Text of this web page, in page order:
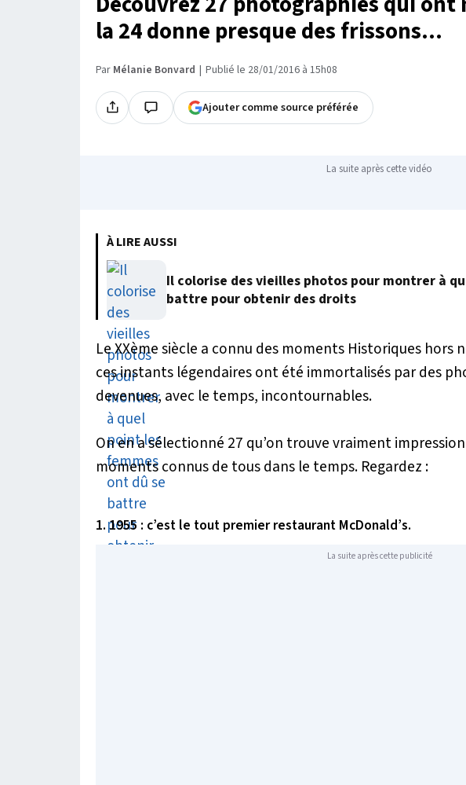
la 24 donne presque des frissons...
Par Mélanie Bonvard Publié le 28/01/2016 à 15h08
Ajouter comme source préférée
La suite après cette vidéo
À LIRE AUSSI
Il colorise des vieilles photos pour montrer à
battre pour obtenir des droits
Le XXème siècle a connu des moments Historiques hors
ces instants légendaires ont été immortalisés par des
devenues, avec le temps, incontournables.
On en a sélectionné 27 qu’on trouve vraiment
moments connus de tous dans le temps. Regardez :
1. 1955 : c’est le tout premier restaurant McDonald’s.
La suite après cette publicité